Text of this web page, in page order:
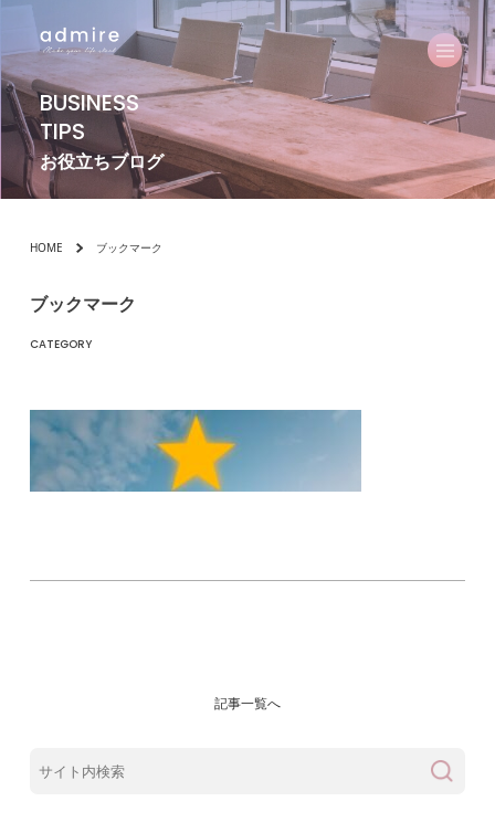
BUSINESS
TIPS
お役立ちブログ
HOME ブックマーク
ブックマーク
CATEGORY
記事一覧へ